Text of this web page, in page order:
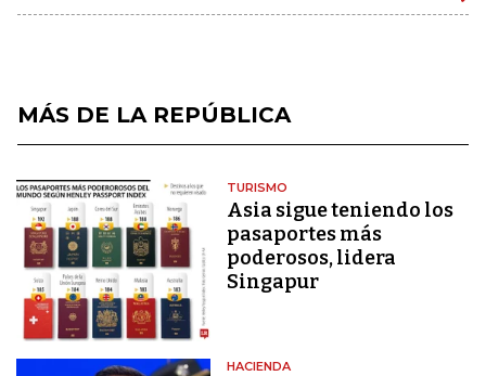
MÁS DE LA REPÚBLICA
TURISMO
Asia sigue teniendo los
pasaportes más
poderosos, lidera
Singapur
HACIENDA